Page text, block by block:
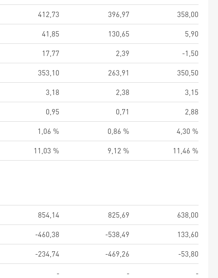
412,73
396,97
358,00
41,85
130,65
5,90
17,77
2,39
-1,50
353,10
263,91
350,50
3,18
2,38
3,15
0,95
0,71
2,88
1,06 %
0,86 %
4,30 %
11,03 %
9,12 % 11,46 %
854,14 825,69
638,00
-460,38
-538,49
133,60
-234,74
-469,26
-53,80
-
- -